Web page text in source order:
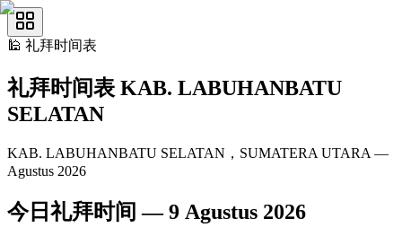
🕌 礼拜时间表
礼拜时间表 KAB. LABUHANBATU
SELATAN
KAB. LABUHANBATU SELATAN，SUMATERA UTARA —
Agustus 2026
今日礼拜时间 — 9 Agustus 2026